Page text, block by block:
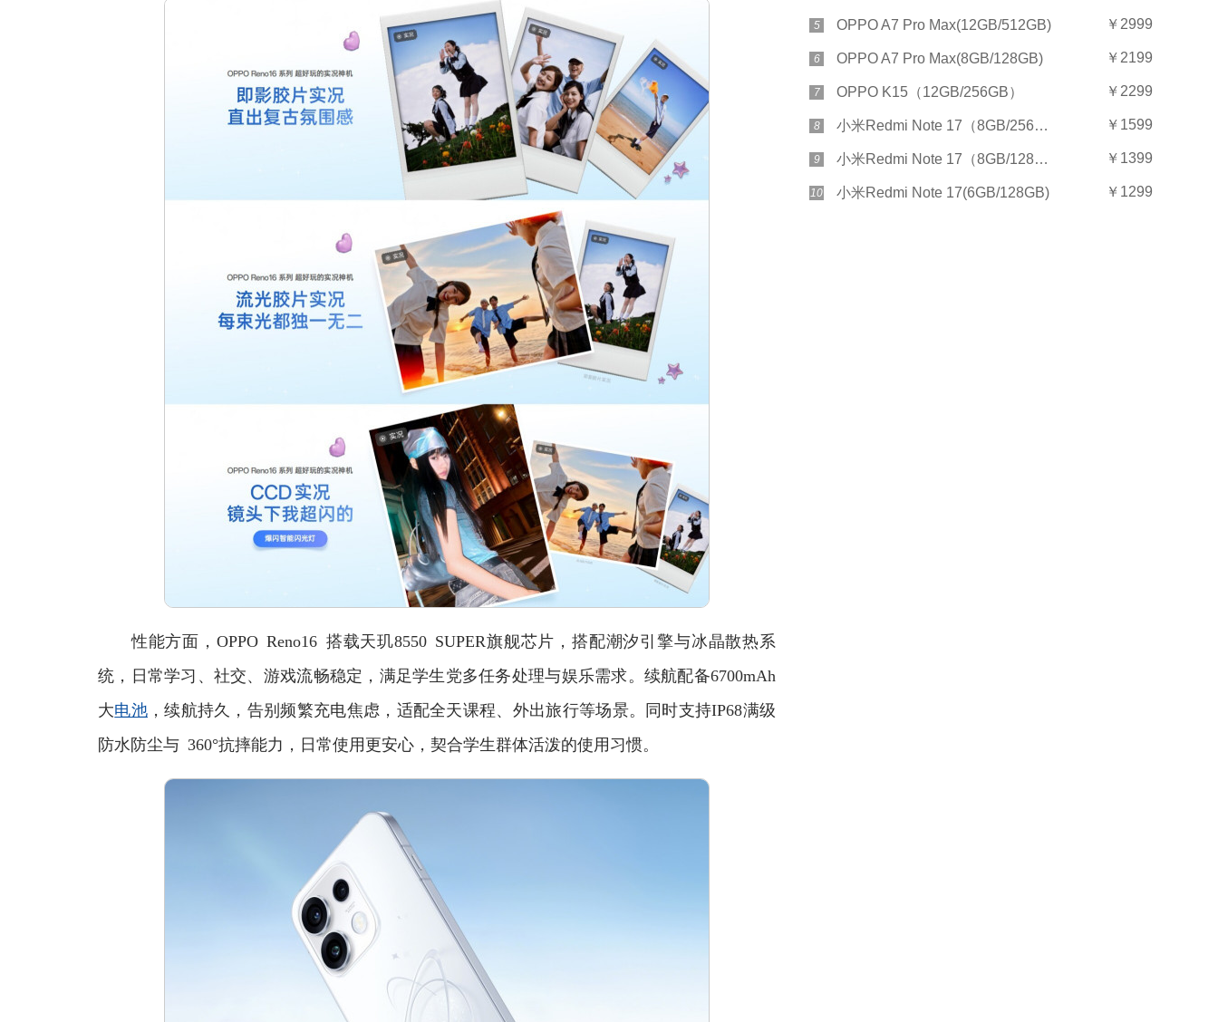
性能方面，OPPO Reno16 搭载天玑8550 SUPER旗舰芯片，搭配潮汐引擎与冰晶散热系
统，日常学习、社交、游戏流畅稳定，满足学生党多任务处理与娱乐需求。续航配备6700mAh
大电池，续航持久，告别频繁充电焦虑，适配全天课程、外出旅行等场景。同时支持IP68满级
防水防尘与 360°抗摔能力，日常使用更安心，契合学生群体活泼的使用习惯。
5 OPPO A7 Pro Max(12GB/512GB) ￥2999
6 OPPO A7 Pro Max(8GB/128GB) ￥2199
7 OPPO K15（12GB/256GB） ￥2299
8 小米Redmi Note 17（8GB/256GB） ￥1599
9 小米Redmi Note 17（8GB/128GB） ￥1399
10 小米Redmi Note 17(6GB/128GB) ￥1299